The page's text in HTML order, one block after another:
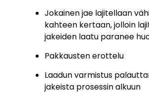
Jokainen jae lajitellaan
kahteen kertaan,jolloin
jakeiden laatu paranee
Pakkausten erottelu
Laadun varmistus
jakeista prosessin alkuun